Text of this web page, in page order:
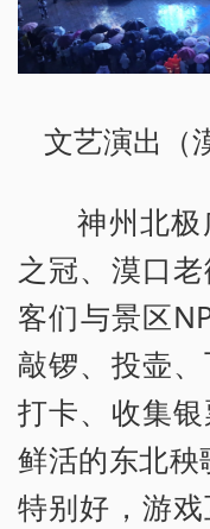
文艺演出（
神州北
之冠、漠口
客们与景区
敲锣、投壶
打卡、收集
鲜活的东北秧
特别好，游